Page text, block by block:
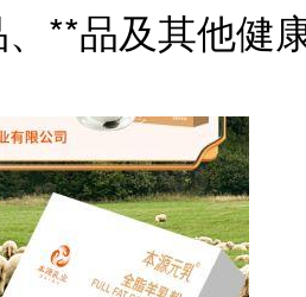
**品及其他健
来说，选择
析：驼奶市场
统计，全球约
多数奶源都要